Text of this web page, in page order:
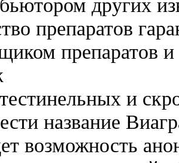
других
препаратов
препаратов
и
название
возможность